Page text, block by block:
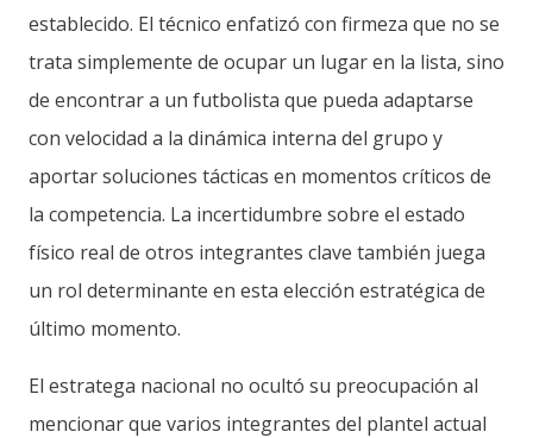
establecido. El técnico enfatizó con firmeza que no se
trata simplemente de ocupar un lugar en la lista, sino
de encontrar a un futbolista que pueda adaptarse
con velocidad a la dinámica interna del grupo y
aportar soluciones tácticas en momentos críticos de
la competencia. La incertidumbre sobre el estado
físico real de otros integrantes clave también juega
un rol determinante en esta elección estratégica de
último momento.
El estratega nacional no ocultó su preocupación al
mencionar que varios integrantes del plantel actual